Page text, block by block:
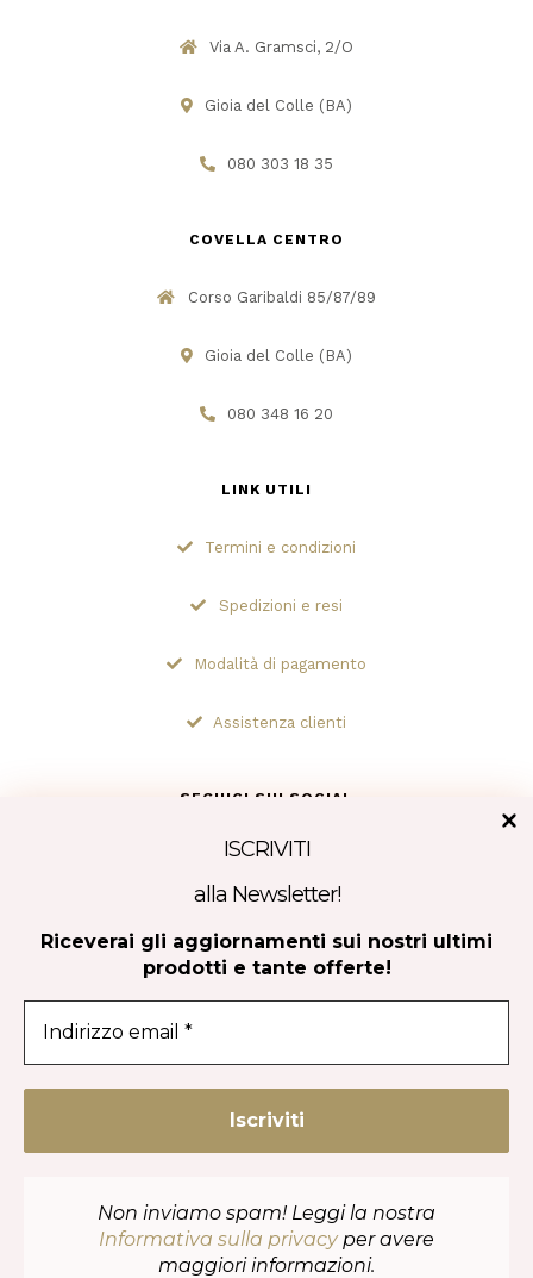
ISCRIVITI
alla Newsletter!
Riceverai gli aggiornamenti sui nostri ultimi
prodotti e tante offerte!
Non inviamo spam! Leggi la nostra
Informativa sulla privacyper avere
maggiori informazioni.
Via A. Gramsci, 2/O
Gioia del Colle (BA)
080 303 18 35
COVELLA CENTRO
Corso Garibaldi 85/87/89
Gioia del Colle (BA)
080 348 16 20
LINK UTILI
Termini e condizioni
Spedizioni e resi
Modalità di pagamento
Assistenza clienti
SEGUICI SUI SOCIAL
Tripadvisor
CONTATTACI